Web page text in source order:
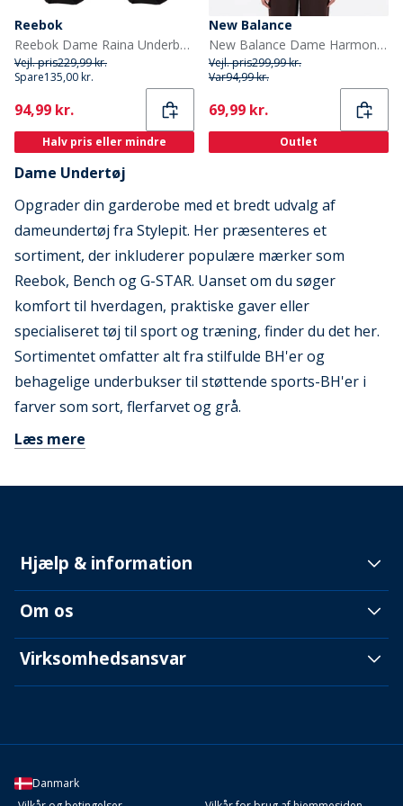
Reebok
Reebok Dame Raina Underbukser Sort
Vejl. pris229,99 kr.
Spare135,00 kr.
Current
94,99 kr.
Halv pris eller mindre
New Balance
New Balance Dame Harmony NB Dry Let Støtte BH Top Moonrock
Vejl. pris299,99 kr.
Var94,99 kr.
Current
69,99 kr.
Outlet
Dame Undertøj
Opgrader din garderobe med et bredt udvalg af
dameundertøj fra Stylepit. Her præsenteres et
sortiment, der inkluderer populære mærker som
Reebok, Bench og G-STAR. Uanset om du søger
komfort til hverdagen, praktiske gaver eller
specialiseret tøj til sport og træning, finder du det her.
Sortimentet omfatter alt fra stilfulde BH'er og
behagelige underbukser til støttende sports-BH'er i
farver som sort, flerfarvet og grå.
Læs mere
Hjælp & information
Om os
Virksomhedsansvar
Danmark